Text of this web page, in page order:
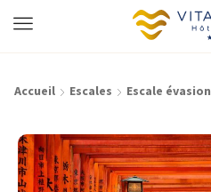
Accueil Escales Escale évasion